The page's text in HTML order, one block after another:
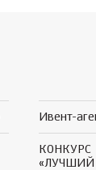
Ивент-
КОНКУРС
«ЛУЧШИЙ